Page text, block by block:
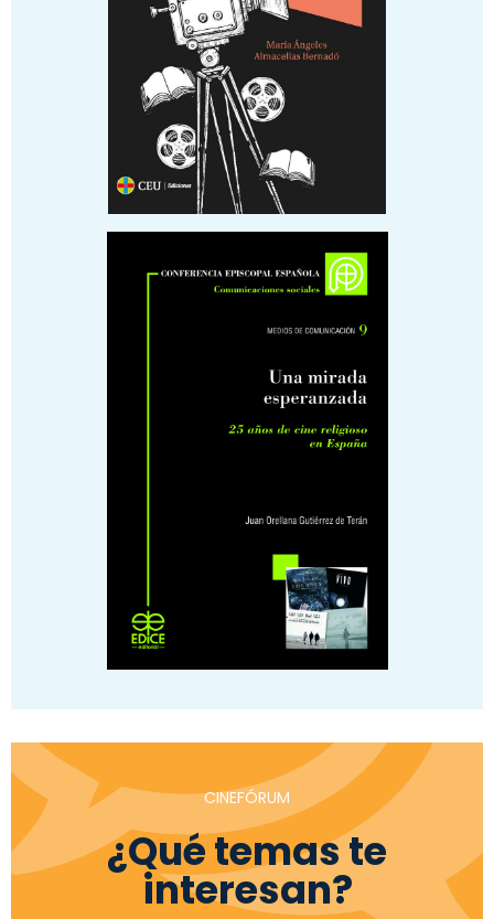
CINEFÓRUM
¿Qué temas te
interesan?